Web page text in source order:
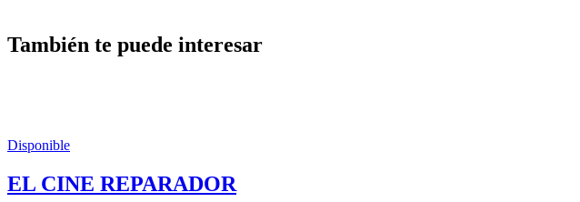
También te puede interesar
Disponible
EL CINE REPARADOR